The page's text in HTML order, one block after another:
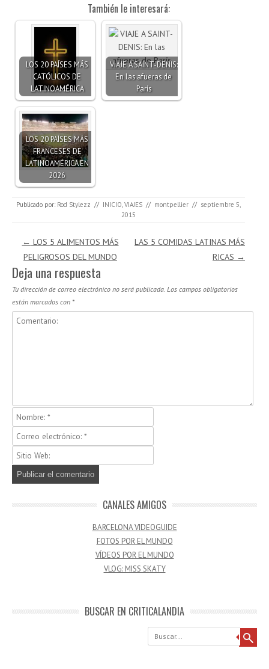
También le interesará:
LOS 20 PAÍSES MÁS
CATÓLICOS DE
LATINOAMÉRICA
VIAJE A SAINT-DENIS:
En las afueras de
París
LOS 20 PAÍSES MÁS
FRANCESES DE
LATINOAMÉRICA EN
2026
Publicado por: Rod Stylezz // INICIO VIAJES // montpellier // septiembre 5,
2015
Navegación de entradas
← LOS 5 ALIMENTOS MÁS
PELIGROSOS DEL MUNDO
LAS 5 COMIDAS LATINAS MÁS
RICAS →
Deja una respuesta
Tu dirección de correo electrónico no será publicada. Los campos obligatorios
están marcados con *
CANALES AMIGOS
BARCELONA VIDEOGUIDE
FOTOS POR EL MUNDO
VÍDEOS POR EL MUNDO
VLOG: MISS SKATY
BUSCAR EN CRITICALANDIA
Buscar